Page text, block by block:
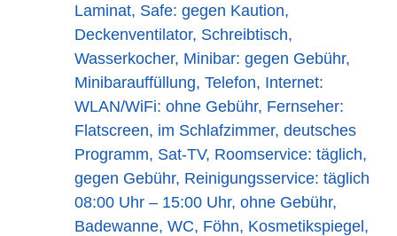
Laminat, Safe: gegen Kaution,
Deckenventilator, Schreibtisch,
Wasserkocher, Minibar: gegen Gebühr,
Minibarauffüllung, Telefon, Internet:
WLAN/WiFi: ohne Gebühr, Fernseher:
Flatscreen, im Schlafzimmer, deutsches
Programm, Sat-TV, Roomservice: täglich,
gegen Gebühr, Reinigungsservice: täglich
08:00 Uhr – 15:00 Uhr, ohne Gebühr,
Badewanne, WC, Föhn, Kosmetikspiegel,